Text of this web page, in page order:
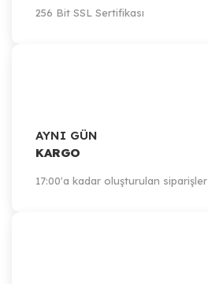
256 Bit SSL Sertifikası
AYNI GÜN
KARGO
17:00'a kadar oluşturulan siparişler